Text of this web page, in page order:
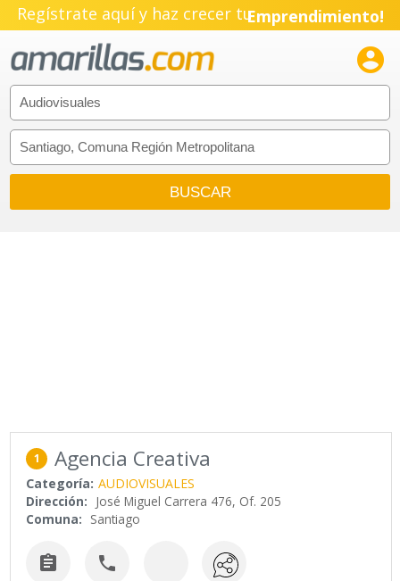
Regístrate aquí y haz crecer tuEmprendimiento!

1 Agencia Creativa
Categoría: AUDIOVISUALES
Dirección: José Miguel Carrera 476, Of. 205
Comuna: Santiago
 